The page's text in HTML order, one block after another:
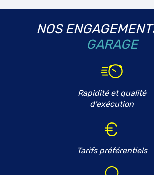
NOS
GARAGE
Rapidité et qualité
d'exécution
Tarifs préférentiels